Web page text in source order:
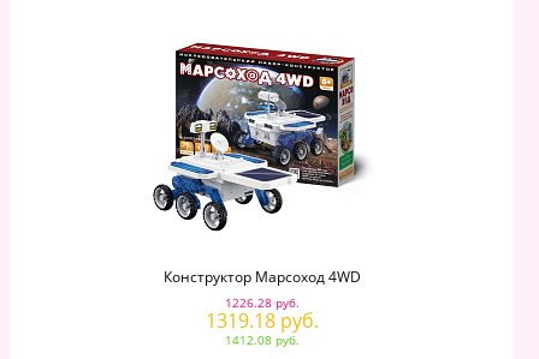
Конструктор Марсоход 4WD
1226.28 руб.
1319.18 руб.
1412.08 руб.